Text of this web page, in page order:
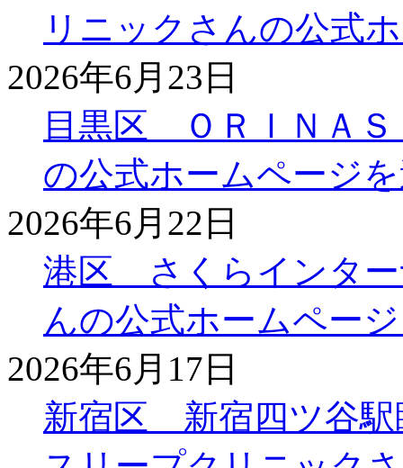
リニックさんの公式
2026年6月23日
目黒区 ＯＲＩＮＡ
の公式ホームページ
2026年6月22日
港区 さくらインター
んの公式ホームペー
2026年6月17日
新宿区 新宿四ツ谷駅